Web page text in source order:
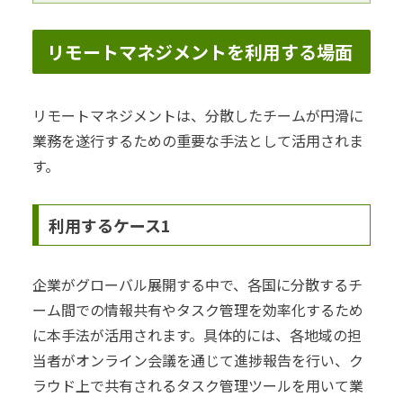
リモートマネジメントを利用する場面
リモートマネジメントは、分散したチームが円滑に
業務を遂行するための重要な手法として活用されま
す。
利用するケース1
企業がグローバル展開する中で、各国に分散するチ
ーム間での情報共有やタスク管理を効率化するため
に本手法が活用されます。具体的には、各地域の担
当者がオンライン会議を通じて進捗報告を行い、ク
ラウド上で共有されるタスク管理ツールを用いて業